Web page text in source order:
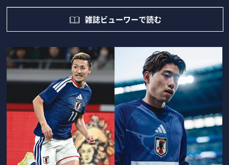
雑誌ビューワーで読む